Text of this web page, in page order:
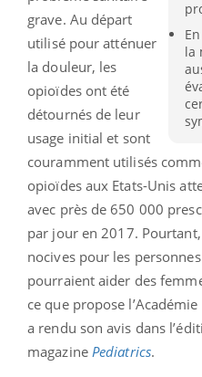
la
grave. Au départ
utilisé pour atténuer
la douleur, les
opioïdes ont été
détournés de leur
usage initial et sont
couramment utilisés
opioïdes aux Etats-Unis
avec près de 650 000
par jour en 2017.
nocives pour les
pourraient aider des
ce que propose
a rendu son avis dans
magazine Pediatrics.